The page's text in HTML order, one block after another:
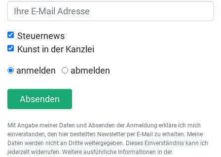
Steuernews
Kunst in der Kanzlei
anmelden abmelden
Absenden
Mit Angabe meiner Daten und Absenden der Anmeldung erkläre ich mich
einverstanden, den hier bestellten Newsletter per E-Mail zu erhalten. Meine
Daten werden nicht an Dritte weitergegeben. Dieses Einverständnis kann ich
jederzeit widerrufen. Weitere ausführliche Informationen in der